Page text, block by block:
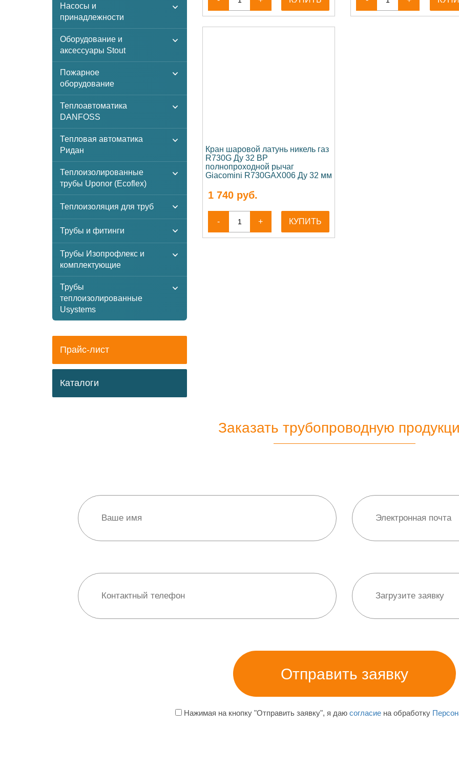
Насосы и
принадлежности
Оборудование и
аксессуары Stout
Пожарное
оборудование
Теплоавтоматика
DANFOSS
Тепловая автоматика
Ридан
Теплоизолированные
трубы Uponor (Ecoflex)
Теплоизоляция для труб
Трубы и фитинги
Трубы Изопрофлекс и
комплектующие
Трубы
теплоизолированные
Usystems
Прайс-лист
Каталоги
Кран шаровой латунь никель газ
R730G Ду 32 ВР
полнопроходной рычаг
Giacomini R730GAX006 Ду 32 мм
1 740руб.
- + КУПИТЬ
Заказать трубопроводную
Нажимая на кнопку "Отправить заявку", я даю согласиена обработку